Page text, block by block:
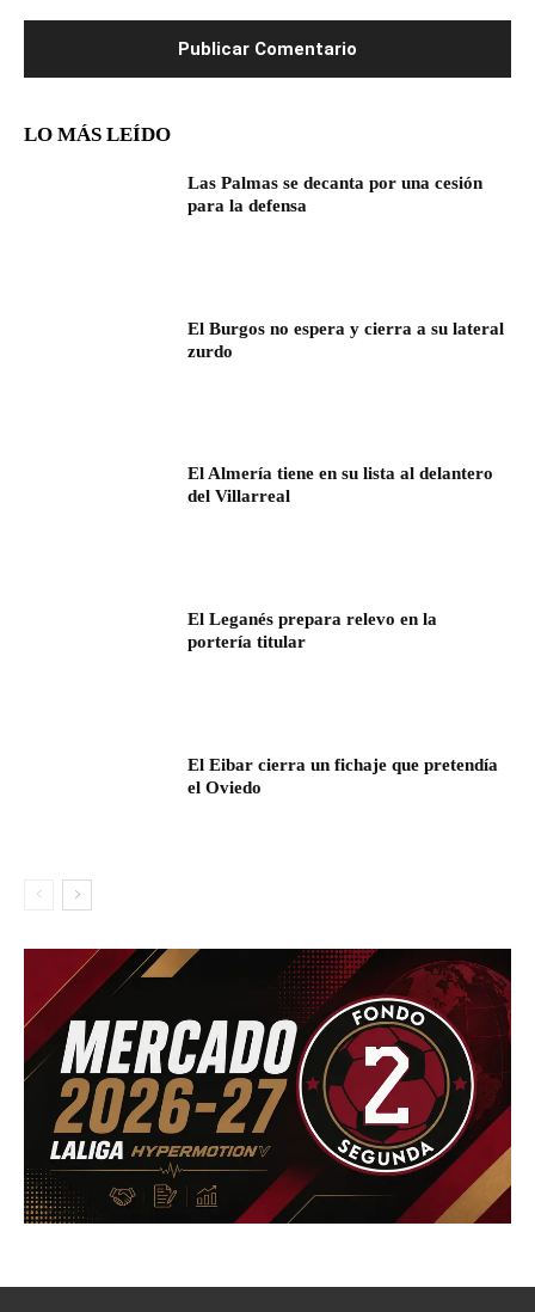
LO MÁS LEÍDO
Las Palmas se decanta por una cesión
para la defensa
El Burgos no espera y cierra a su lateral
zurdo
El Almería tiene en su lista al delantero
del Villarreal
El Leganés prepara relevo en la
portería titular
El Eibar cierra un fichaje que pretendía
el Oviedo